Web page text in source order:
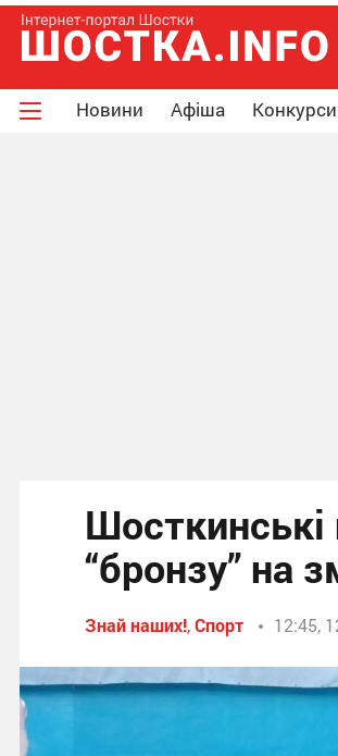
Новини Афіша Конкурси
Шосткинські
“бронзу” на
Знай наших!,Спорт 12:45,